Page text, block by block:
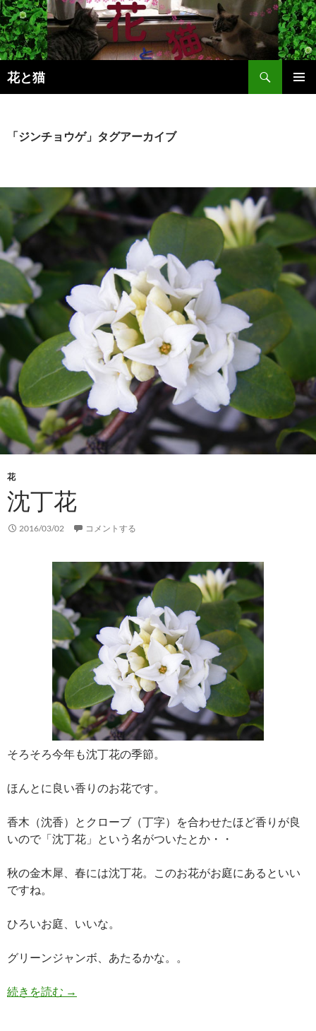
コ
ン
テ
ン
ツ
へ
花と猫
検
索
「ジンチョウゲ」タグアーカイブ
花
沈丁花
2016/03/02 コメントする
そろそろ今年も沈丁花の季節。
ほんとに良い香りのお花です。
香木（沈香）とクローブ（丁字）を合わせたほど香りが良
いので「沈丁花」という名がついたとか・・
秋の金木犀、春には沈丁花。このお花がお庭にあるといい
ですね。
ひろいお庭、いいな。
グリーンジャンボ、あたるかな。。
続きを読む 沈丁花
→